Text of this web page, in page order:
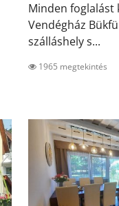
Minden foglalást
Vendégház
szálláshely s...
1965 megtekintés